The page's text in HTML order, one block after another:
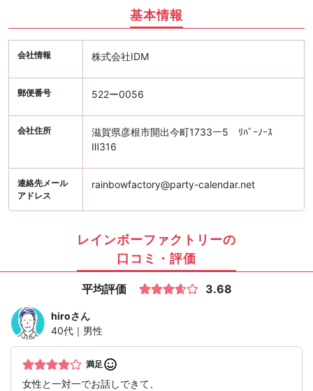
基本情報
会社情報 株式会社IDM
郵便番号 522ー0056
会社住所
滋賀県彦根市開出今町1733ー5 ﾘﾊﾞｰﾉｰｽ
Ⅲ316
連絡先メール
アドレス
rainbowfactory@party-calendar.net
レインボーファクトリーの
口コミ・評価
平均評価 3.68
hiroさん
40代｜男性
満足
女性と一対一でお話しできて、